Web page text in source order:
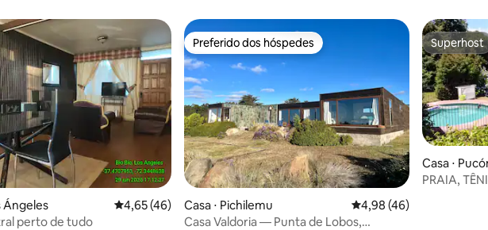
Ángeles 4,65 de uma avaliação média de 5, 46 avaliações
4,65 (46)
perto de tudo
Preferido dos hóspedes
Preferido dos hóspedes
Casa ⋅ Pichilemu 4,98 de uma avaliação
4,98 (46)
Casa Valdoria — Punta de Lobos,
Superhost
Superhost
Casa ⋅
PRAIA,